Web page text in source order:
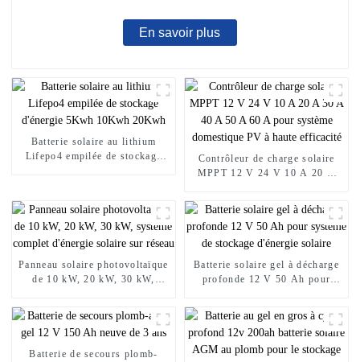
En savoir plus
Batterie solaire au lithium
Lifepo4 empilée de stockage
Contrôleur de charge solaire
MPPT 12 V 24 V 10 A 20 A
système domestique PV à haute
efficacité
Panneau solaire photovoltaïque
de 10 kW, 20 kW, 30 kW,
Batterie solaire gel à décharge
profonde 12 V 50 Ah pour
Batterie de secours plomb-